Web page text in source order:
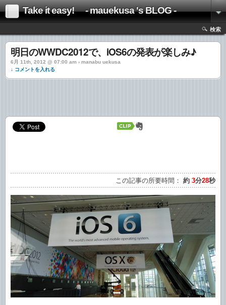
Take it easy! - mauekusa 's BLOG -
検索
明日のWWDC2012で、iOS6の発表が楽しみ♪
6月 11th, 2012 @ 07:00 am › manabu uekusa
↓ コメントを入れる
この記事の所要時間： 約 3分28秒